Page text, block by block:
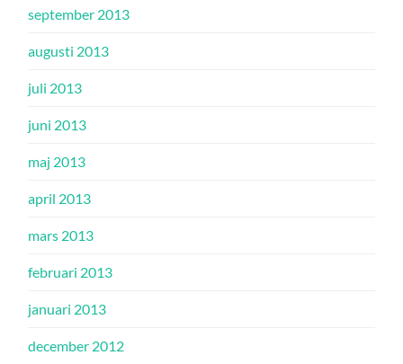
september 2013
augusti 2013
juli 2013
juni 2013
maj 2013
april 2013
mars 2013
februari 2013
januari 2013
december 2012